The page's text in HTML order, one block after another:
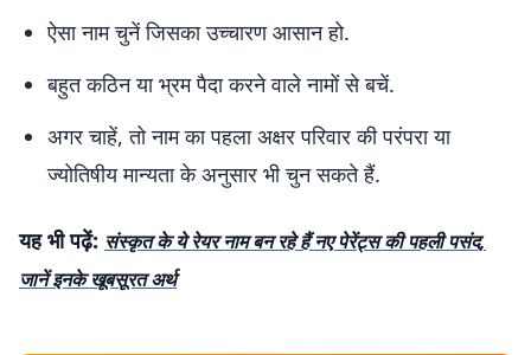
ऐसा नाम चुनें जिसका उच्चारण आसान हो.
बहुत कठिन या भ्रम पैदा करने वाले नामों से बचें.
अगर चाहें, तो नाम का पहला अक्षर परिवार की परंपरा या
ज्योतिषीय मान्यता के अनुसार भी चुन सकते हैं.
यह भी पढ़ें: संस्कृत के ये रेयर नाम बन रहे हैं नए पेरेंट्स की पहली पसंद,
जानें इनके खूबसूरत अर्थ